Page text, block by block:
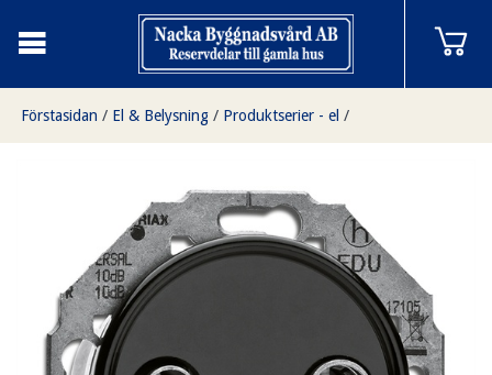
Förstasidan / El & Belysning / Produktserier - el /